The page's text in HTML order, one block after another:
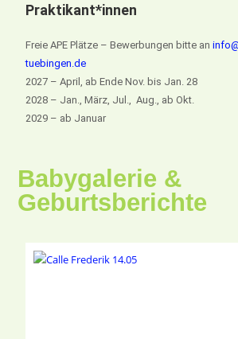
Praktikant*innen
Freie APE Plätze – Bewerbungen bitte an
tuebingen.de
2027 – April, ab Ende Nov. bis Jan. 28
2028 – Jan., März, Jul., Aug., ab Okt.
2029 – ab Januar
Babygalerie &
Geburtsberichte